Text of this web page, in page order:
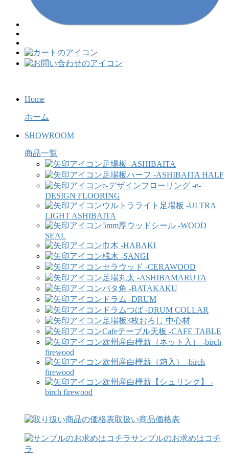
Home
ホーム
SHOWROOM
商品一覧
足場板 -ASHIBAITA
足場板ハーフ -ASHIBAITA HALF
e-デザインフローリング -e-
DESIGN FLOORING
ウルトラライト足場板 -ULTRA
LIGHT ASHIBAITA
5mm厚ウッドシール -WOOD
SEAL
巾木 -HABAKI
桟木 -SANGI
セラウッド -CERAWOOD
足場丸太 -ASHIBAMARUTA
バタ角 -BATAKAKU
ドラム -DRUM
ドラムつば -DRUM COLLAR
足場板3枚おろし 中心材
Cafeテーブル天板 -CAFE TABLE
欧州産白樺薪（ネット入） -birch
firewood
欧州産白樺薪（箱入） -birch
firewood
欧州産白樺薪【シュリンク】 -
birch firewood
取扱い商品価格表
サンプルのお求めはコチ
ラ